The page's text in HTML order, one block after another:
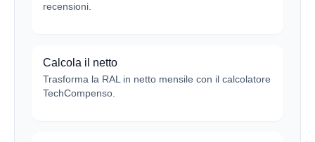
recensioni.
Calcola il netto
Trasforma la RAL in netto mensile con il calcolatore
TechCompenso.